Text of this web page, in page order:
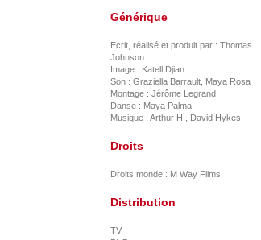
Générique
Ecrit, réalisé et produit par : Thomas
Johnson
Image : Katell Djian
Son : Graziella Barrault, Maya Rosa
Montage : Jérôme Legrand
Danse : Maya Palma
Musique : Arthur H., David Hykes
Droits
Droits monde : M Way Films
Distribution
TV